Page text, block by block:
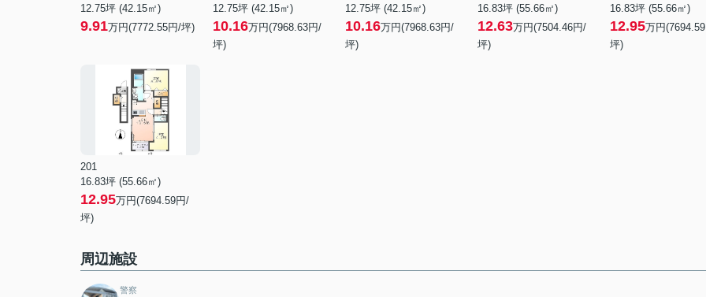
12.75坪 (42.15㎡)
9.91万円(7772.55円/坪)
12.75坪 (42.15㎡)
10.16万円(7968.63円/
坪)
12.75坪 (42.15㎡)
10.16万円(7968.63円/
坪)
16.83坪 (55.66㎡)
12.63万円(7504.46円/
坪)
16.83坪 (55.66㎡)
12.95万円
坪)
201
16.83坪 (55.66㎡)
12.95万円(7694.59円/
坪)
周辺施設
警察